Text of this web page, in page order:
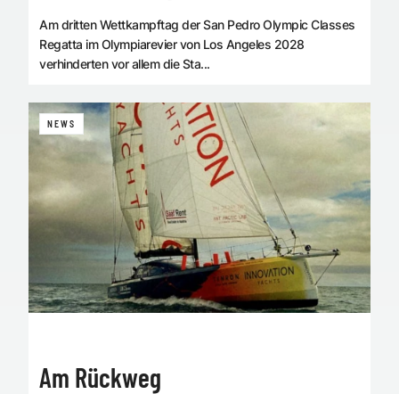
Am dritten Wettkampftag der San Pedro Olympic Classes
Regatta im Olympiarevier von Los Angeles 2028
verhinderten vor allem die Sta...
NEWS
Am Rückweg